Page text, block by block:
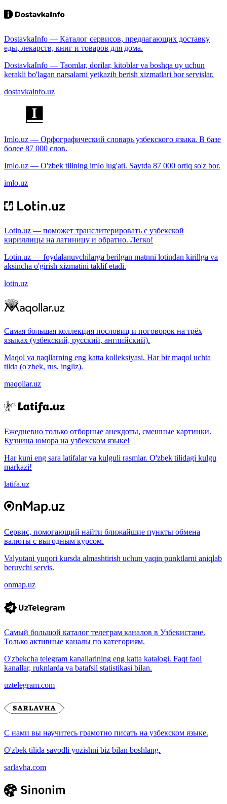
DostavkaInfo — Каталог сервисов, предлагающих доставку
еды, лекарств, книг и товаров для дома.
DostavkaInfo — Taomlar, dorilar, kitoblar va boshqa uy uchun
kerakli bo'lagan narsalarni yetkazib berish xizmatlari bor servislar.
dostavkainfo.uz
Imlo.uz — Орфографический словарь узбекского языка. В базе
более 87 000 слов.
Imlo.uz — O'zbek tilining imlo lug'ati. Saytda 87 000 ortiq so'z bor.
imlo.uz
Lotin.uz — поможет транслитерировать с узбекской
кириллицы на латиницу и обратно. Легко!
Lotin.uz — foydalanuvchilarga berilgan matnni lotindan kirillga va
aksincha o'girish xizmatini taklif etadi.
lotin.uz
Самая большая коллекция пословиц и поговорок на трёх
языках (узбекский, русский, английский).
Maqol va naqllarning eng katta kolleksiyasi. Har bir maqol uchta
tilda (o'zbek, rus, ingliz).
maqollar.uz
Ежедневно только отборные анекдоты, смешные картинки.
Кузница юмора на узбекском языке!
Har kuni eng sara latifalar va kulguli rasmlar. O'zbek tilidagi kulgu
markazi!
latifa.uz
Сервис, помогающий найти ближайшие пункты обмена
валюты с выгодным курсом.
Valyutani yuqori kursda almashtirish uchun yaqin punktlarni aniqlab
beruvchi servis.
onmap.uz
Самый большой каталог телеграм каналов в Узбекистане.
Только активные каналы по категориям.
O'zbekcha telegram kanallarining eng katta katalogi. Faqt faol
kanallar, ruknlarda va batafsil statistikasi bilan.
uztelegram.com
С нами вы научитесь грамотно писать на узбекском языке.
O'zbek tilida savodli yozishni biz bilan boshlang.
sarlavha.com